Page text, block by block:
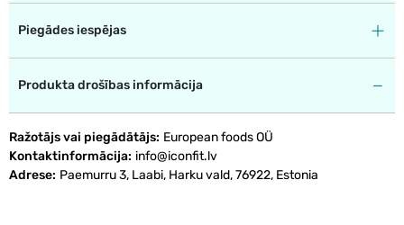
Piegādes iespējas
Produkta drošības informācija
Ražotājs vai piegādātājs European foods OÜ
Kontaktinformācija info@iconfit.lv
Adrese Paemurru 3, Laabi, Harku vald, 76922, Estonia